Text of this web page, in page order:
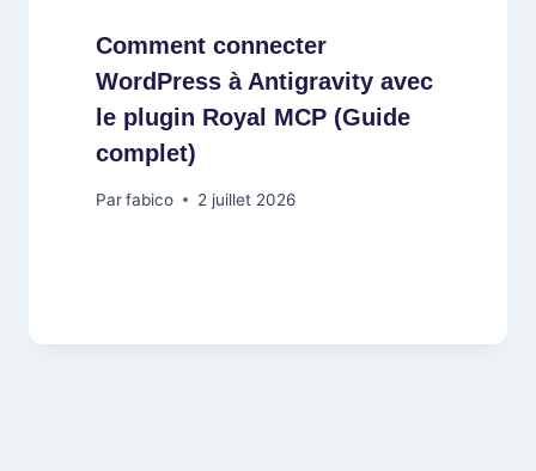
Comment connecter
WordPress à Antigravity avec
le plugin Royal MCP (Guide
complet)
Parfabico 2 juillet 2026